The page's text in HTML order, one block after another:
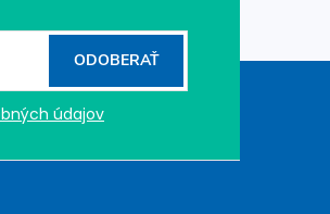
údajov
ODOBERAŤ